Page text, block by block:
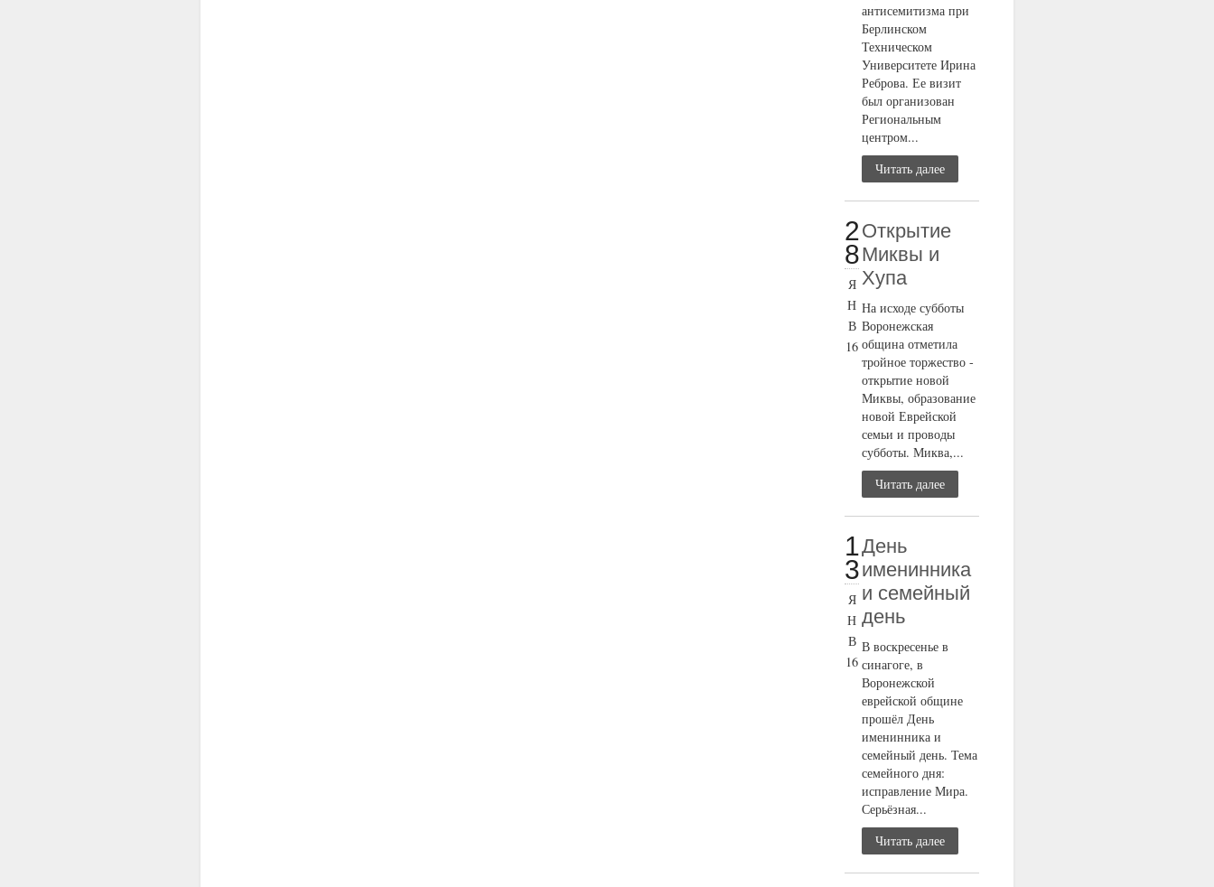
антисемитизма при
Берлинском
Техническом
Университете Ирина
Реброва. Ее визит
был организован
Региональным
центром...
Читать далее
2
8
Я
Н
В
16
Открытие
Миквы и
Хупа
На исходе субботы
Воронежская
община отметила
тройное торжество -
открытие новой
Миквы, образование
новой Еврейской
семьи и проводы
субботы. Миква,...
Читать далее
1
3
Я
Н
В
16
День
именинника
и семейный
день
В воскресенье в
синагоге, в
Воронежской
еврейской общине
прошёл День
именинника и
семейный день. Тема
семейного дня:
исправление Мира.
Серьёзная...
Читать далее